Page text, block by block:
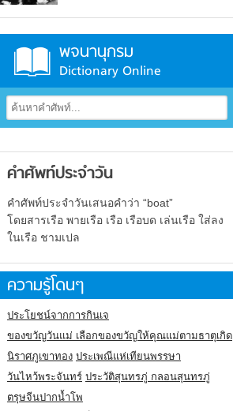
พจนานุกรม
Dictionary Online
คำศัพท์ประจำวัน
คำศัพท์ประจำวันเสนอคำว่า “boat”
โดยสารเรือ พายเรือ เรือ เรือบด เล่นเรือ ใส่ลง
ในเรือ ชามเปล
ความรู้โดนๆ
ประโยชน์จากการกินเจ
ของขวัญวันแม่ เลือกของขวัญให้คุณแม่ตามธาตุเกิด
นิราศภูเขาทอง ประเพณีแห่เทียนพรรษา
วันไหว้พระจันทร์ ประวัติสุนทรภู่ กลอนสุนทรภู่
ตรุษจีนปากน้ำโพ